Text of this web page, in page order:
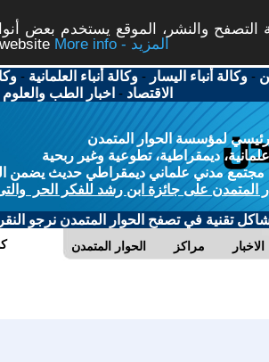
والنشر، الموقع يستخدم بعض
More info - المزيد
-وكالة أنباء اليسار -وكالة أنباء العلمانية -
الاقتصاد - اخبار الطب والعلوم
لمؤسسة الحوار المتمدن
ديمقراطية، تطوعية وغير ربحية
مدني علماني ديمقراطي حديث يضمن
المتمدن على جائزة ابن رشد للفكر الحر
تقنية في تصفح الحوار المتمدن نرجو
الحوار المتمدن مراكز الاخبار